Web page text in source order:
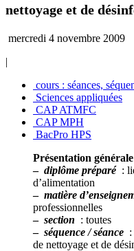
nettoyage et de
mercredi 4 novembre 2009
|
cours : séances,
Sciences appliquées
CAP ATMFC
CAP MPH
BacPro HPS
Présentation
– diplôme préparé :
d’alimentation
– matière
professionnelles
– section : toutes
– séquence / séance
de nettoyage et de